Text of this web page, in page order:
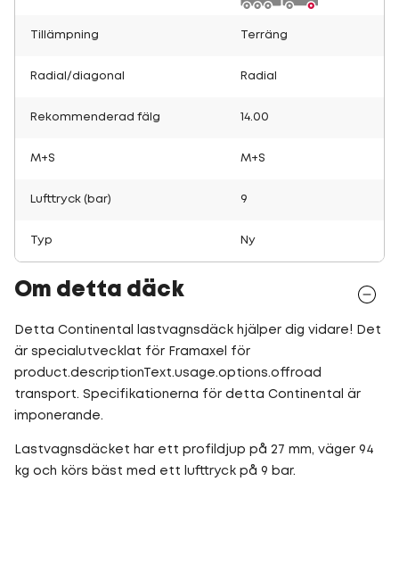
Tillämpning Terräng
Radial/diagonal Radial
Rekommenderad fälg 14.00
M+S M+S
Lufttryck (bar) 9
Typ Ny
Om detta däck
Detta Continental lastvagnsdäck hjälper dig vidare! Det
är specialutvecklat för Framaxel för
product.descriptionText.usage.options.offroad
transport. Specifikationerna för detta Continental är
imponerande.
Lastvagnsdäcket har ett profildjup på 27 mm, väger 94
kg och körs bäst med ett lufttryck på 9 bar.